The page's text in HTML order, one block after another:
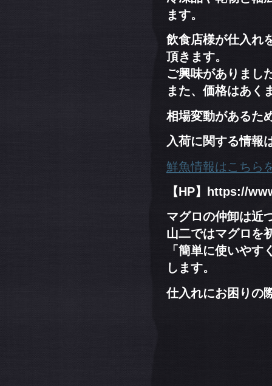
ます。
飲食店様が仕入れ
頂きます。
ご興味がありまし
また、価格はあく
相場変動があるた
入荷に関する情報
鮮魚情報はこちら
【HP】https://
マグロの仲卸は近
山二ではマグロを
「簡単に使いや
します。
仕入れにお困りの